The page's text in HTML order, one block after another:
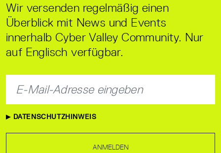
Wir versenden regelmäßig einen
Überblick mit News und Events
innerhalb Cyber Valley Community. Nur
auf Englisch verfügbar.
DATENSCHUTZHINWEIS
ANMELDEN